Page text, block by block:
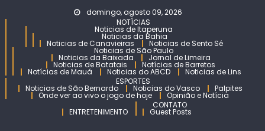
to
content
domingo, agosto 09, 2026
NOTÍCIAS
Noticias de Itaperuna
Noticias da Bahia
Noticias de Canavieiras Noticias de Sento Sé
Noticias de São Paulo
Noticias da Baixada Jornal de Limeira
Noticias de Batatais Notícias de Barretos
Notícias de Mauá Noticias do ABCD
Noticias de Lins
ESPORTES
Noticias de São Bernardo Noticias do Vasco Palpites
Onde ver ao vivo o jogo de hoje
Opinião e Notícia
ENTRETENIMENTO
CONTATO
Guest Posts